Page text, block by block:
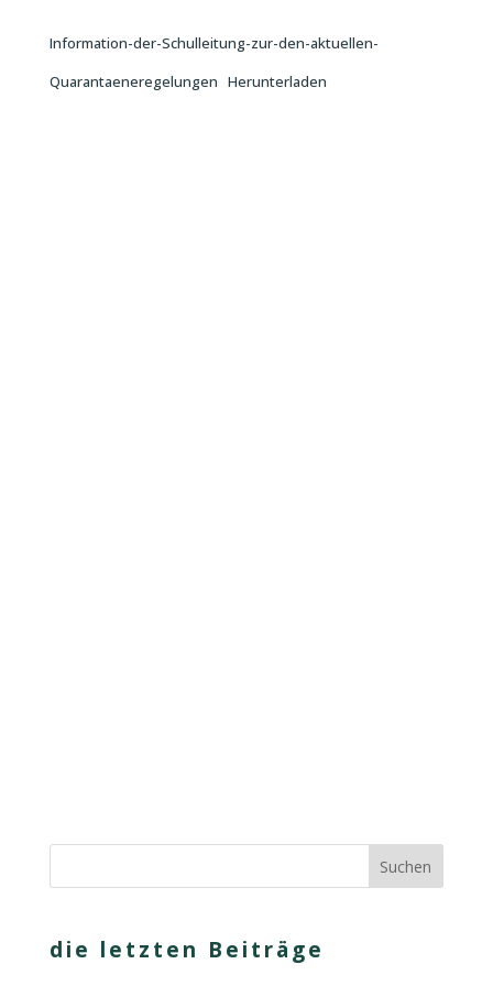
Information-der-Schulleitung-zur-den-aktuellen-
Quarantaeneregelungen Herunterladen
die letzten Beiträge